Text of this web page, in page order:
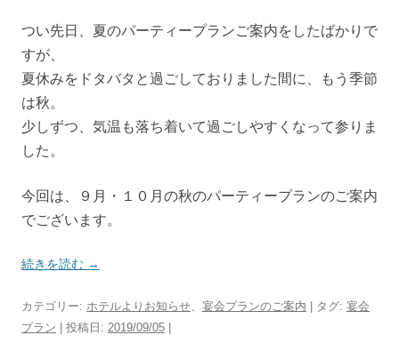
つい先日、夏のパーティープランご案内をしたばかりで
すが、
夏休みをドタバタと過ごしておりました間に、もう季節
は秋。
少しずつ、気温も落ち着いて過ごしやすくなって参りま
した。
今回は、９月・１０月の秋のパーティープランのご案内
でございます。
続きを読む →
カテゴリー: ホテルよりお知らせ 宴会プランのご案内 | タグ: 宴会
プラン | 投稿日: 2019/09/05